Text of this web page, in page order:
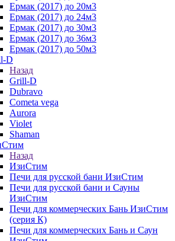
Ермак (2017) до 20м3
Ермак (2017) до 24м3
Ермак (2017) до 30м3
Ермак (2017) до 36м3
Ермак (2017) до 50м3
D
Назад
Grill-D
Dubravo
Cometa vega
Aurora
Violet
Shaman
Назад
ИзиСтим
Печи для русской бани ИзиСтим
Печи для русской бани и Сауны
ИзиСтим
Печи для коммерческих Бань ИзиСтим
(серия К)
Печи для коммерческих Бань и Саун